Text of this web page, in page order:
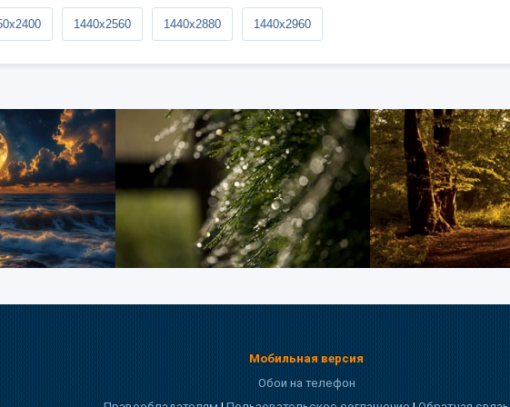
1440x2560 1440x2880 1440x2960
Мобильная версия
Обои на телефон